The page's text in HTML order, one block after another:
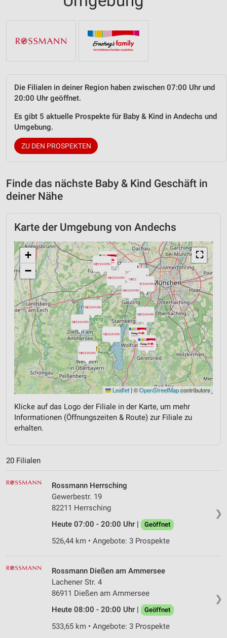
Die Filialen in deiner Region haben zwischen 07:00 Uhr und
20:00 Uhr geöffnet.
Es gibt 5 aktuelle Prospekte für Baby & Kind in Andechs und
Umgebung.
ZU DEN PROSPEKTEN
Finde das nächste Baby & Kind Geschäft in
deiner Nähe
Karte der Umgebung von Andechs
⛶
+
−
Leaflet|©OpenStreetMapcontributors
Klicke auf das Logo der Filiale in der Karte, um mehr
Informationen (Öffnungszeiten & Route) zur Filiale zu
erhalten.
20 Filialen
❯
Rossmann Herrsching
Gewerbestr. 19
82211 Herrsching
Heute 07:00 - 20:00 Uhr |
Geöffnet
526,44 km • Angebote: 3 Prospekte
❯
Rossmann Dießen am Ammersee
Lachener Str. 4
86911 Dießen am Ammersee
Heute 08:00 - 20:00 Uhr |
Geöffnet
533,65 km • Angebote: 3 Prospekte